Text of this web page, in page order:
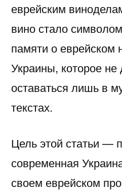
еврейским
вино стало
памяти о еврейском
Украины, которое
оставаться лишь в
текстах.
Цель этой статьи —
современная
своем еврейском